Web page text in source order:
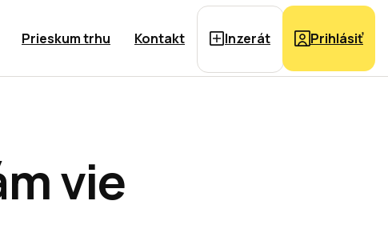
Prieskum trhu Kontakt Inzerát Prihlásiť
vie